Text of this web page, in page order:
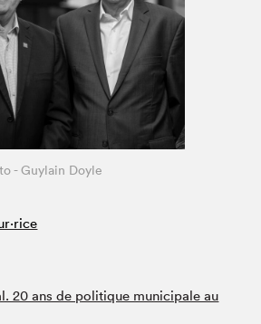
- Guylain Doyle
20 ans de politique municipale au